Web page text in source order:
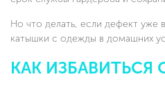
Но что делать, если дефект уже
катышки с одежды в домашних
КАК